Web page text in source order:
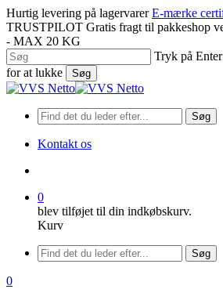
Spring
til
hovedindhold
Hurtig levering på lagervarer E-mærke
TRUSTPILOT Gratis fragt til pakkeshop
- MAX 20 KG
Tryk på
for at lukke
Søg
Luk
Søg
Kontakt os
0
blev tilføjet til din indkøbskurv.
Kurv
Menu
Søg
søge
0